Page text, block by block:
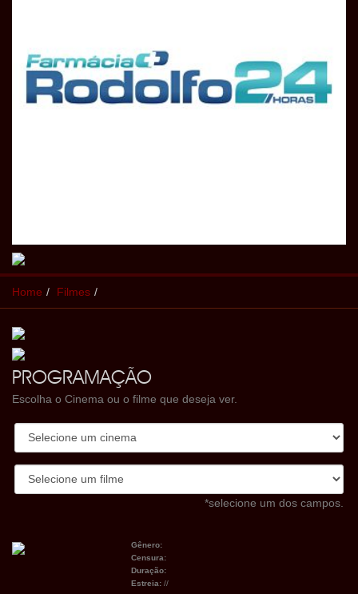
Home Filmes
PROGRAMAÇÃO
Escolha o Cinema ou o filme que deseja ver.
*selecione um dos campos.
Gênero:
Censura:
Duração:
Estreia://